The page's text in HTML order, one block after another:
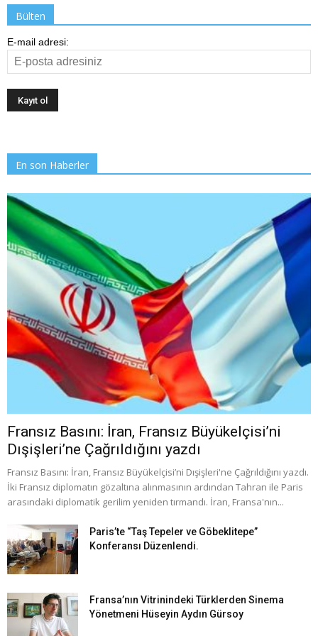
Bülten
E-mail adresi:
En son Haberler
Fransız Basını: İran, Fransız Büyükelçisi’ni
Dışişleri’ne Çağrıldığını yazdı
Fransız Basını: İran, Fransız Büyükelçisi’ni Dışişleri'ne Çağrıldığını yazdı.
İki Fransız diplomatın gözaltına alınmasının ardından Tahran ile Paris
arasındaki diplomatik gerilim yeniden tırmandı. İran, Fransa'nın...
Paris’te “Taş Tepeler ve Göbeklitepe”
Konferansı Düzenlendi.
Fransa’nın Vitrinindeki Türklerden Sinema
Yönetmeni Hüseyin Aydın Gürsoy